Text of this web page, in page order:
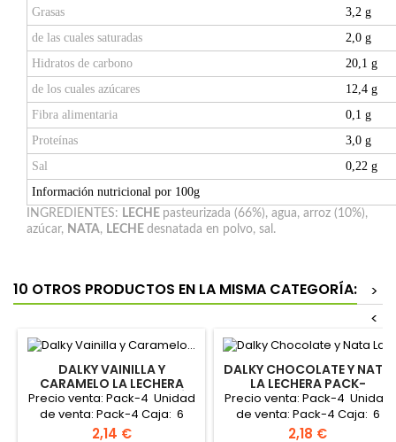
Grasas
3,2 g
de las cuales saturadas
2,0 g
Hidratos de carbono
20,1 g
de los cuales azúcares
12,4 g
Fibra alimentaria
0,1 g
Proteínas
3,0 g
Sal
0,22 g
Información nutricional por 100g
INGREDIENTES: LECHE pasteurizada (66%), agua, arroz (10%),
azúcar, NATA, LECHE desnatada en polvo, sal.
10 OTROS PRODUCTOS EN LA MISMA CATEGORÍA:
>
<
DALKY VAINILLA Y
CARAMELO LA LECHERA
PACK-4X100GR "NESTLÉ"
Precio venta: Pack-4 Unidad
de venta: Pack-4 Caja: 6
packs
Precio
2,14 €
DALKY CHOCOLATE Y NATA
LA LECHERA PACK-
4X100GR "NESTLÉ"
Precio venta: Pack-4 Unidad
de venta: Pack-4 Caja: 6
packs
Precio
2,18 €